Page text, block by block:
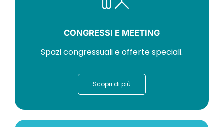
CONGRESSI E MEETING
Spazi congressuali e offerte speciali.
Scopri di più